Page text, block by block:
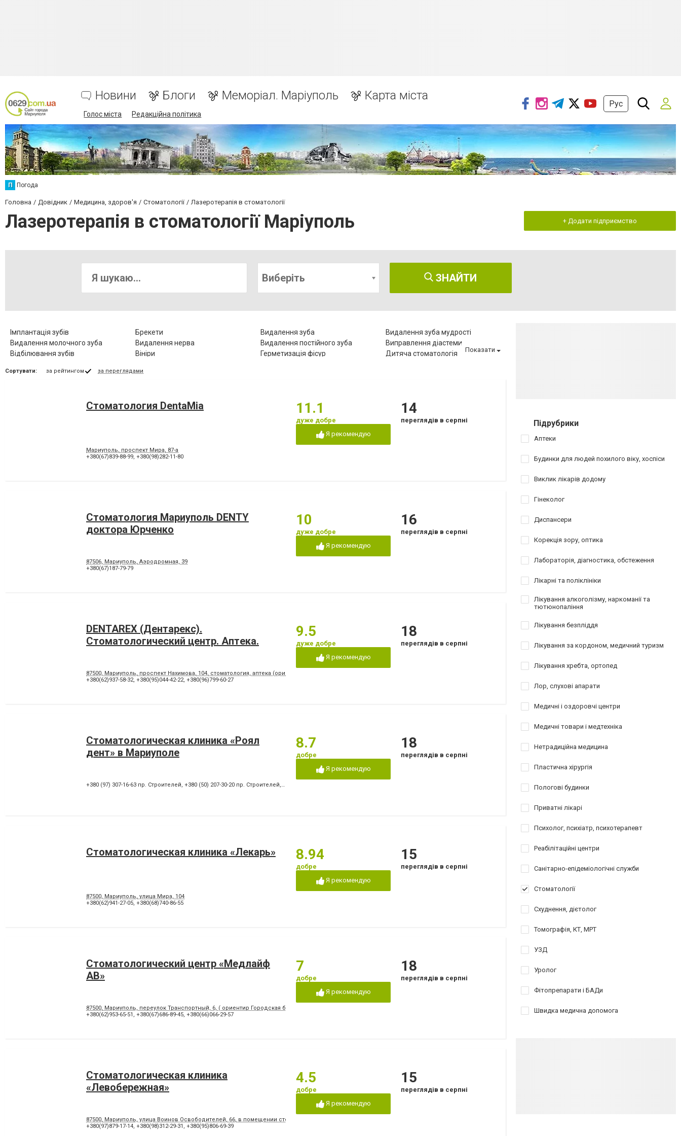
Новини Блоги Меморіал. Маріуполь Карта міста
Голос міста Редакційна політика
Рус
П Погода
Головна Довідник Медицина, здоров'я Стоматології Лазеротерапія в стоматології
Лазеротерапія в стоматології Маріуполь + Додати підприємство
Виберіть ЗНАЙТИ
Імплантація зубів Брекети Видалення зуба
Видалення зуба мудрості
Видалення молочного зуба
Видалення нерва Видалення постійного зуба
Виправлення діастеми
Відбілювання зубів
Вініри Герметизація фісур
Дитяча стоматологія
Зубні протези
Клиновидний дефект зубів
Лікування гіпоплазії емалі зубів
Лікування захворювання
Лікування зубів Лікування зубів при вагітності
Лікування лазером
Лікування періоститу
Лікування пульпіту
Лікування під наркозом
Лікування стоматиту
Художня реставрація зубів
Хірургічне лікування зубів Чистка зубів Шинування зубів
Показати
Сортувати: за рейтингом за переглядами
Стоматология DentaMia
Мариуполь, проспект Мира, 87-а
+380(67)839-88-99, +380(98)282-11-80
11.1
дуже добре
Я рекомендую
14
переглядів в серпні
Стоматология Мариуполь DENTY
доктора Юрченко
87506, Мариуполь, Аэродромная, 39
+380(67)187-79-79
10
дуже добре
Я рекомендую
16
переглядів в серпні
DENTAREX (Дентарекс).
Cтоматологический центр. Аптeкa.
87500, Мариуполь, проспект Нахимова, 104, стоматология, аптека (ориентир - напротив клуба "Коралл")
+380(62)937-58-32, +380(95)044-42-22, +380(96)799-60-27
9.5
дуже добре
Я рекомендую
18
переглядів в серпні
Стоматологическая клиника «Роял
дент» в Мариуполе
+380 (97) 307-16-63 пр. Строителей, +380 (50) 207-30-20 пр. Строителей, +380 (67) 939-27-87 пр. Победы
8.7
добре
Я рекомендую
18
переглядів в серпні
Стоматологическая клиника «Лекарь»
87500, Мариуполь, улица Мира, 104
+380(62)941-27-05, +380(68)740-86-55
8.94
добре
Я рекомендую
15
переглядів в серпні
Стоматологический центр «Медлайф
АВ»
87500, Мариуполь, переулок Транспортный, 6, ( ориентир Городская больница №2, конечная остановка троллейбусов "8" и "15", маршрутных такси 154,154А,112,145,110)
+380(62)953-65-51 , +380(67)686-89-45, +380(66)066-29-57
7
добре
Я рекомендую
18
переглядів в серпні
Стоматологическая клиника
«Левобережная»
87500, Мариуполь, улица Воинов Освободителей, 66, в помещении стоматологической поликлиники № 3
+380(97)879-17-14, +380(98)312-29-31 , +380(95)806-69-39
4.5
добре
Я рекомендую
15
переглядів в серпні
Підрубрики
Аптеки
Будинки для людей похилого віку, хоспіси
Виклик лікарів додому
Гінеколог
Диспансери
Корекція зору, оптика
Лабораторія, діагностика, обстеження
Лікарні та поліклініки
Лікування алкоголізму, наркоманії та
тютюнопаління
Лікування безпліддя
Лікування за кордоном, медичний туризм
Лікування хребта, ортопед
Лор, слухові апарати
Медичні і оздоровчі центри
Медичні товари і медтехніка
Нетрадиційна медицина
Пластична хірургія
Пологові будинки
Приватні лікарі
Психолог, психіатр, психотерапевт
Реабілітаційні центри
Санітарно-епідеміологічні служби
Стоматології
Схуднення, дієтолог
Томографія, КТ, МРТ
УЗД
Уролог
Фітопрепарати і БАДи
Швидка медична допомога